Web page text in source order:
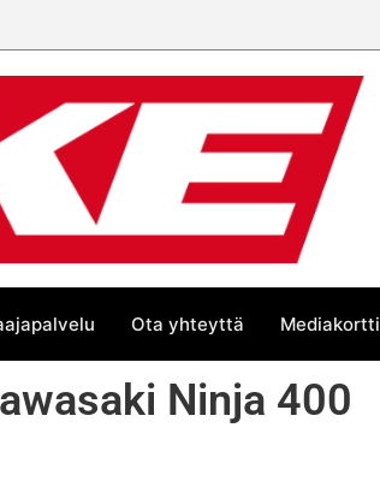
Ota yhteyttä Mediakortti
Ninja 400